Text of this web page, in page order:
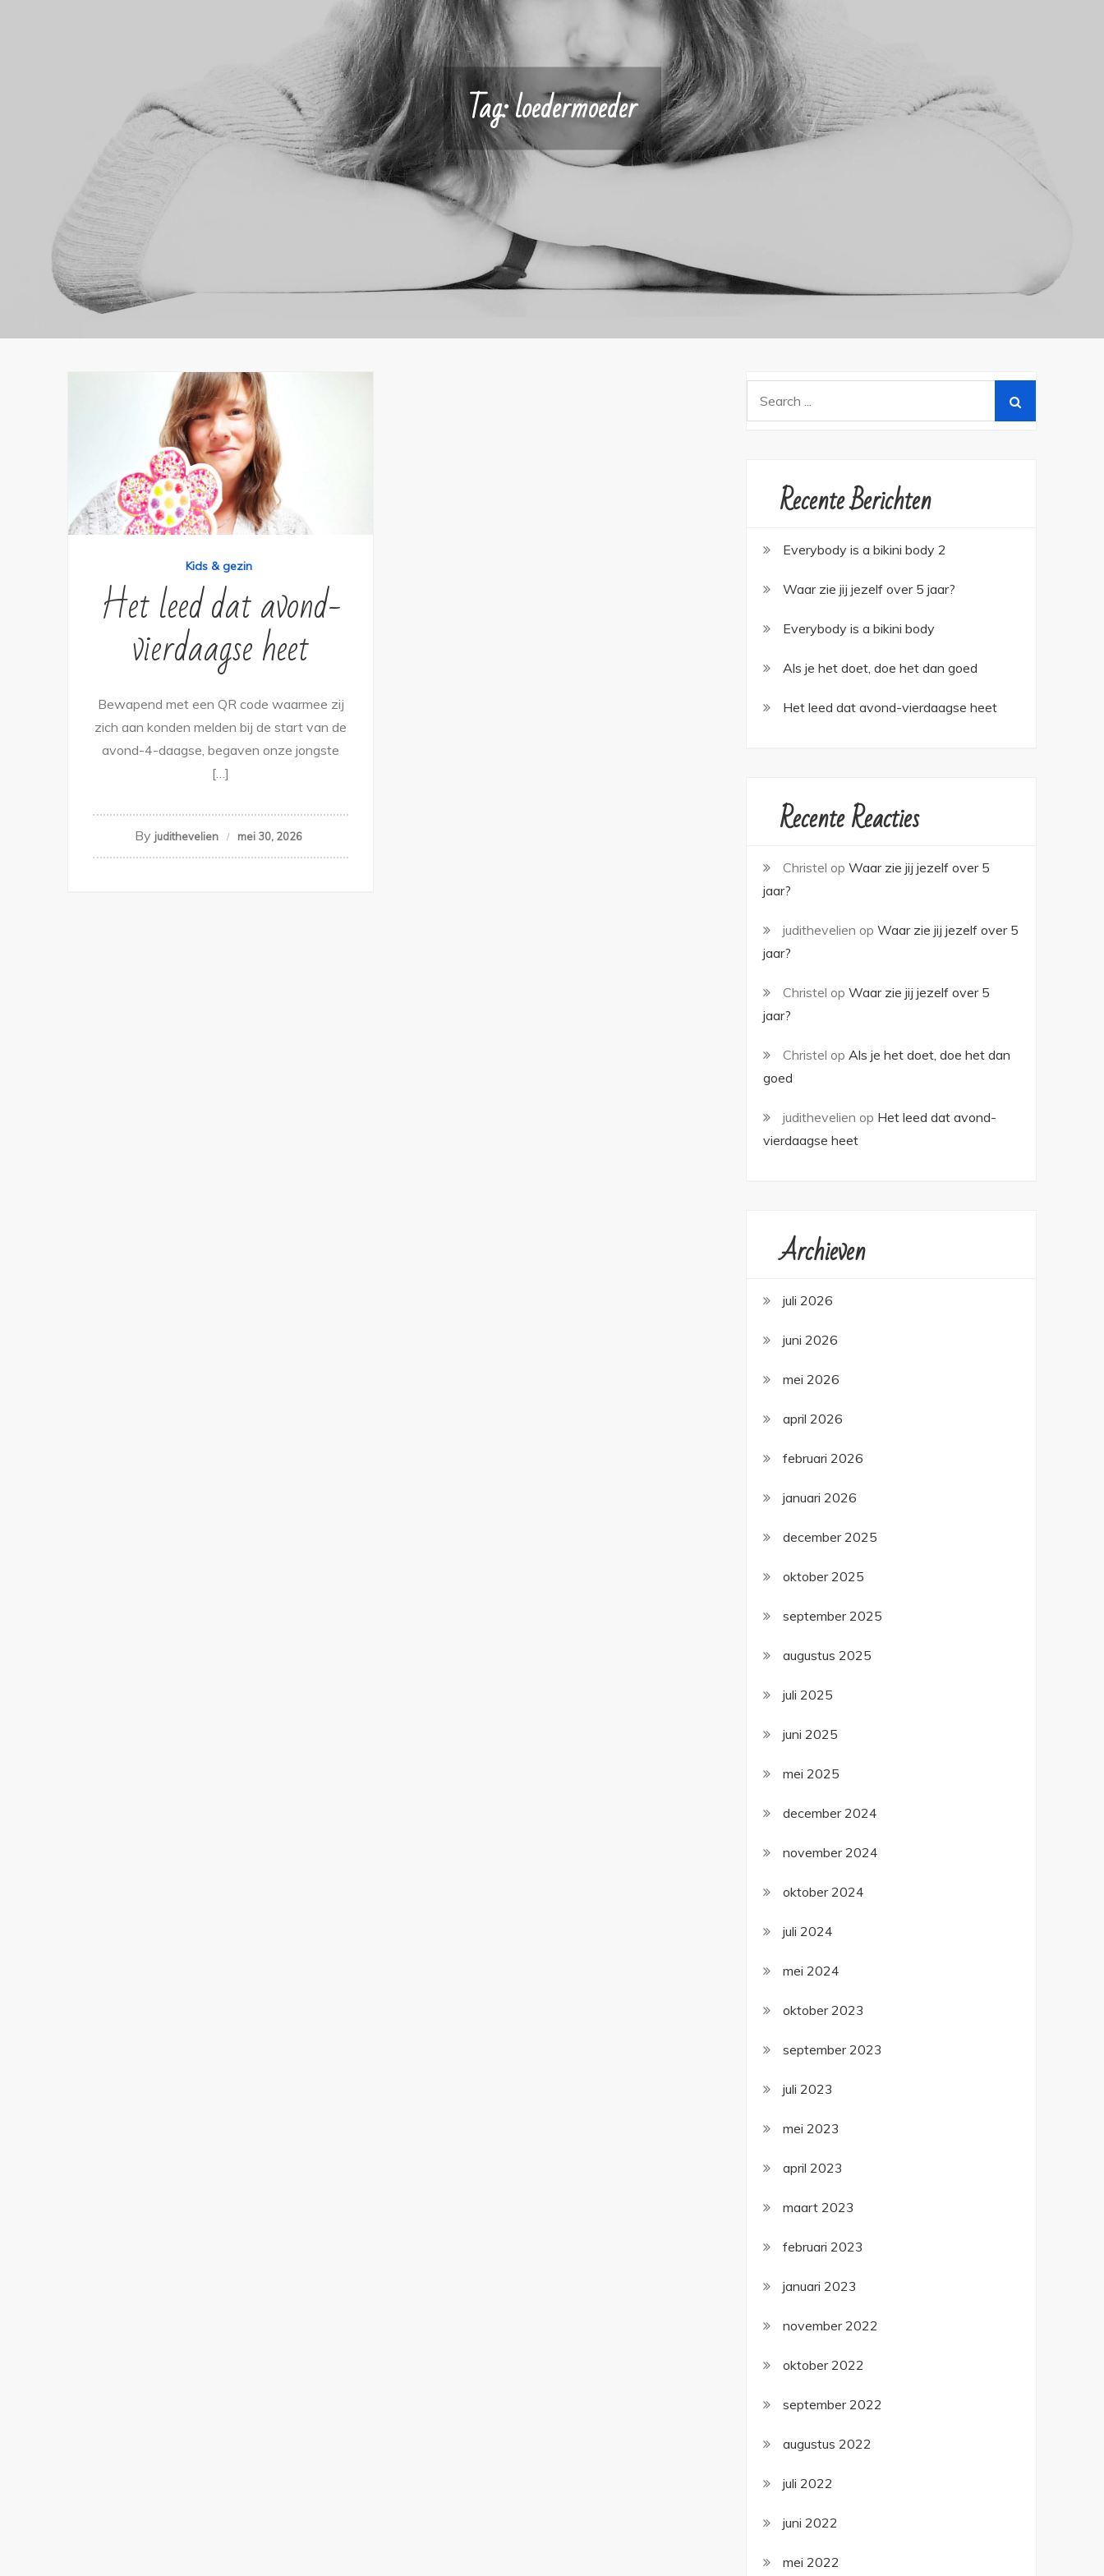
Tag:loedermoeder
Kids & gezin
Het leed dat avond-
vierdaagse heet
Bewapend met een QR code waarmee zij
zich aan konden melden bij de start van de
avond-4-daagse, begaven onze jongste
[…]
By judithevelien mei 30, 2026
Recente Berichten
Everybody is a bikini body 2
Waar zie jij jezelf over 5 jaar?
Everybody is a bikini body
Als je het doet, doe het dan goed
Het leed dat avond-vierdaagse heet
Recente Reacties
Christel op Waar zie jij jezelf over 5
jaar?
judithevelien op Waar zie jij jezelf over 5
jaar?
Christel op Waar zie jij jezelf over 5
jaar?
Christel op Als je het doet, doe het dan
goed
judithevelien op Het leed dat avond-
vierdaagse heet
Archieven
juli 2026
juni 2026
mei 2026
april 2026
februari 2026
januari 2026
december 2025
oktober 2025
september 2025
augustus 2025
juli 2025
juni 2025
mei 2025
december 2024
november 2024
oktober 2024
juli 2024
mei 2024
oktober 2023
september 2023
juli 2023
mei 2023
april 2023
maart 2023
februari 2023
januari 2023
november 2022
oktober 2022
september 2022
augustus 2022
juli 2022
juni 2022
mei 2022